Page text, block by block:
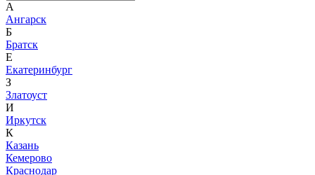
А
Ангарск
Б
Братск
Е
Екатеринбург
З
Златоуст
И
Иркутск
К
Казань
Кемерово
Краснодар